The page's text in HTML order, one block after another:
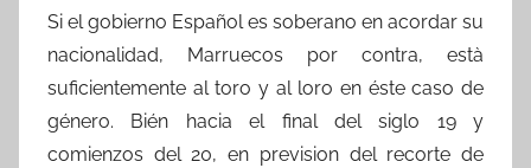
Si el gobierno Español es soberano en acordar su
nacionalidad, Marruecos por contra, està
suficientemente al toro y al loro en éste caso de
género. Bién hacia el final del siglo 19 y
comienzos del 20, en prevision del recorte de